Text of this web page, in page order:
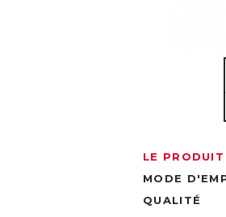
LE PRODUIT
MODE
QUALITÉ